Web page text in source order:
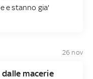
e stanno gia'
26 nov
macerie